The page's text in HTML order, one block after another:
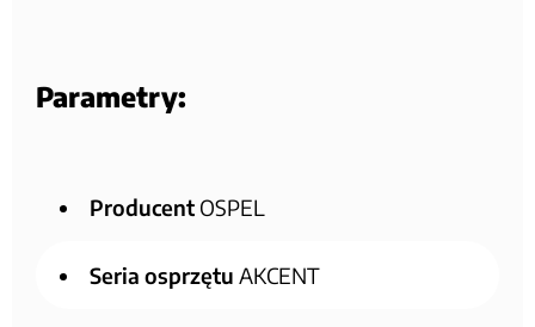
Parametry:
Producent OSPEL
Seria osprzętu AKCENT